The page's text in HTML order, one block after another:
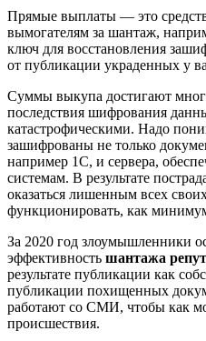
Прямые выплаты — это
вымогателям за шантаж,
ключ для восстановления
от публикации украденных у
Суммы выкупа достигают
последствия шифрования
катастрофическими. Надо
зашифрованы не только
например 1С, и сервера,
системам. В результате
оказаться лишенным всех
функционировать, как
За 2020 год злоумышленники
эффективность шантажа
результате публикации как
публикации похищенных
работают со СМИ, чтобы как
происшествия.